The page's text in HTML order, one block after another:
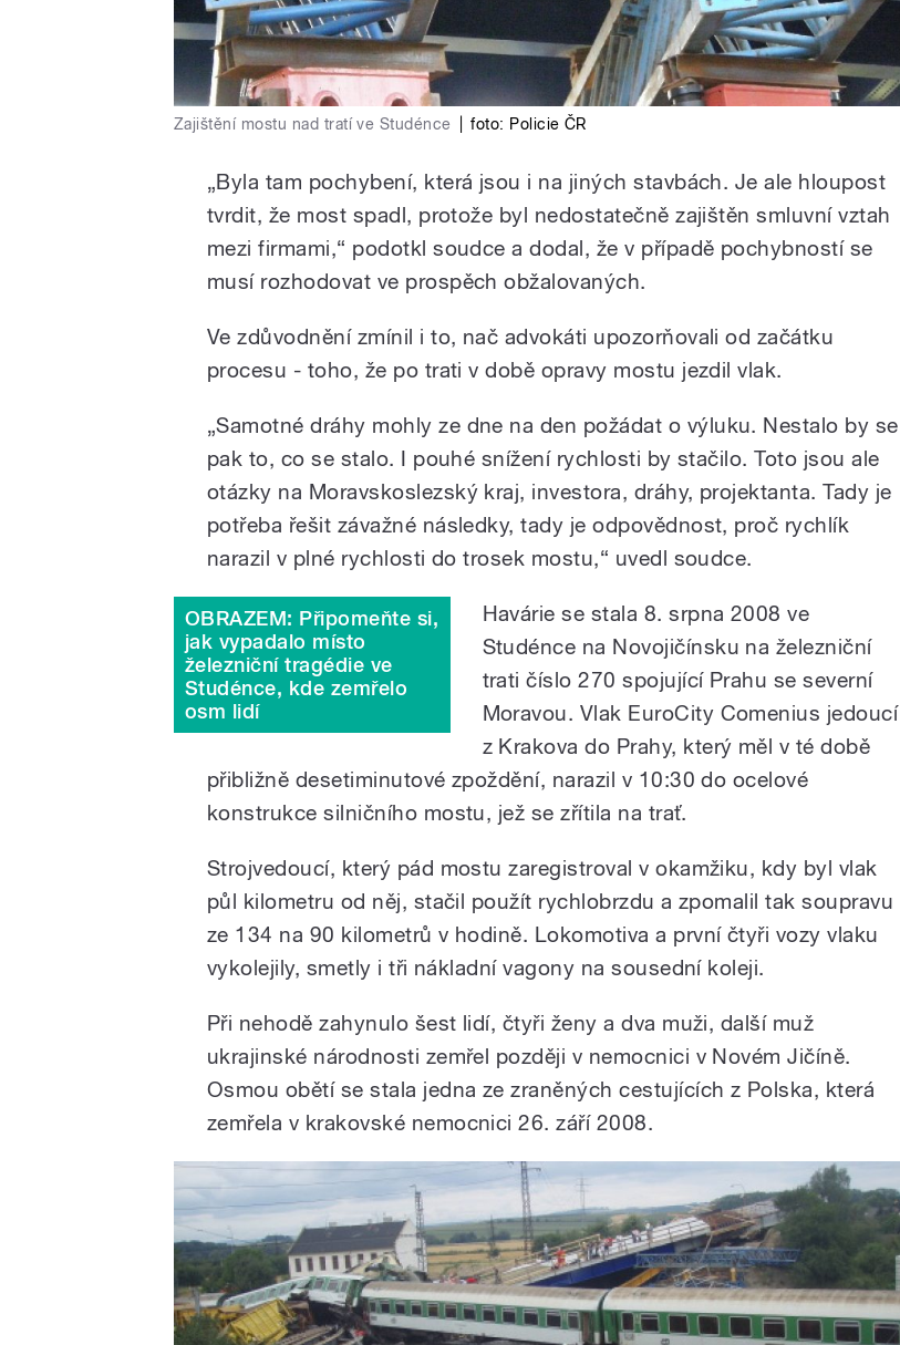
Zajištění mostu nad tratí ve Studénce foto: Policie ČR
„Byla tam pochybení, která jsou i na jiných stavbách. Je ale hloupost
tvrdit, že most spadl, protože byl nedostatečně zajištěn smluvní vztah
mezi firmami,“ podotkl soudce a dodal, že v případě pochybností se
musí rozhodovat ve prospěch obžalovaných.
Ve zdůvodnění zmínil i to, nač advokáti upozorňovali od začátku
procesu - toho, že po trati v době opravy mostu jezdil vlak.
„Samotné dráhy mohly ze dne na den požádat o výluku. Nestalo by se
pak to, co se stalo. I pouhé snížení rychlosti by stačilo. Toto jsou ale
otázky na Moravskoslezský kraj, investora, dráhy, projektanta. Tady je
potřeba řešit závažné následky, tady je odpovědnost, proč rychlík
narazil v plné rychlosti do trosek mostu,“ uvedl soudce.
OBRAZEM: Připomeňte si,
jak vypadalo místo
železniční tragédie ve
Studénce, kde zemřelo
osm lidí
Havárie se stala 8. srpna 2008 ve
Studénce na Novojičínsku na železniční
trati číslo 270 spojující Prahu se severní
Moravou. Vlak EuroCity Comenius jedoucí
z Krakova do Prahy, který měl v té době
přibližně desetiminutové zpoždění, narazil v 10:30 do ocelové
konstrukce silničního mostu, jež se zřítila na trať.
Strojvedoucí, který pád mostu zaregistroval v okamžiku, kdy byl vlak
půl kilometru od něj, stačil použít rychlobrzdu a zpomalil tak soupravu
ze 134 na 90 kilometrů v hodině. Lokomotiva a první čtyři vozy vlaku
vykolejily, smetly i tři nákladní vagony na sousední koleji.
Při nehodě zahynulo šest lidí, čtyři ženy a dva muži, další muž
ukrajinské národnosti zemřel později v nemocnici v Novém Jičíně.
Osmou obětí se stala jedna ze zraněných cestujících z Polska, která
zemřela v krakovské nemocnici 26. září 2008.